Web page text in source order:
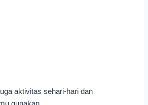
aktivitas sehari-hari dan
gunakan.